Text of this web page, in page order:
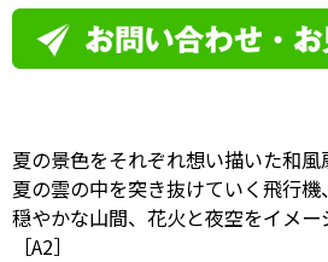
夏の景色をそれぞれ想い描いた和風
夏の雲の中を突き抜けていく飛行機
穏やかな山間、花火と夜空をイメー
［A2］